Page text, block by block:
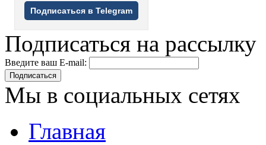
Подписаться в Telegram
Подписаться на рассылку
Введите ваш E-mail:
Подписаться
Мы в социальных сетях
Главная